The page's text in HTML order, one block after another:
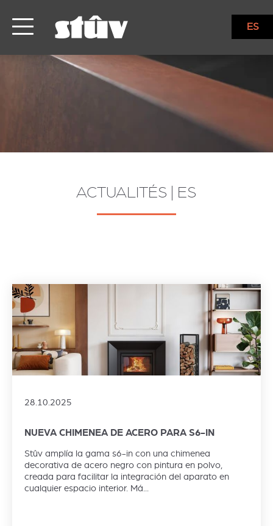
ES
ACTUALITÉS | ES
28.10.2025
NUEVA CHIMENEA DE ACERO PARA S6-IN
Stûv amplía la gama s6-in con una chimenea
decorativa de acero negro con pintura en polvo,
creada para facilitar la integración del aparato en
cualquier espacio interior. Má...